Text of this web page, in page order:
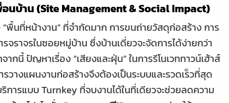
นบ้าน (Site Management & Social Impact)
“พื้นที่หน้างาน” ที่จำกัดมาก การขนถ่ายวัสดุก่อสร้าง การ
ราจรในซอยหมู่บ้าน ซึ่งบ้านเดี่ยวจะจัดการได้ง่ายกว่า
นี้ ปัญหาเรื่อง “เสียงและฝุ่น” ในการรีโนเวททาวน์เฮ้าส์
างแผนงานก่อสร้างจึงต้องเป็นระบบและรวดเร็วที่สุด
การแบบ Turnkey ที่จบงานได้ในที่เดียวจะช่วยลดความ